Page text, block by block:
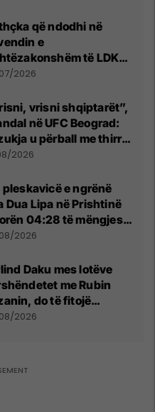
që ndodhi në
e
të LDK-
2026
vrisni shqiptarët”,
në UFC Beograd:
u përball me thirrje
shqiptare nga
2026
pleskavicë e ngrënë
Dua Lipa në Prishtinë
04:28 të mëngjesit
bota digjitale serbe
2026
Daku mes lotëve
me Rubin
do të fitojë
te Spartak Moska
2026